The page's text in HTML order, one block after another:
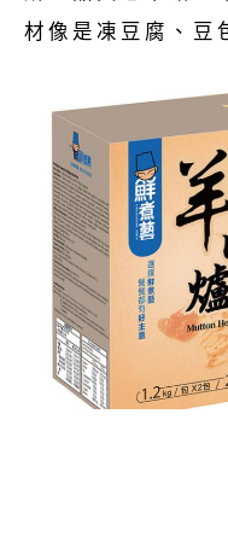
材像是凍豆腐、豆